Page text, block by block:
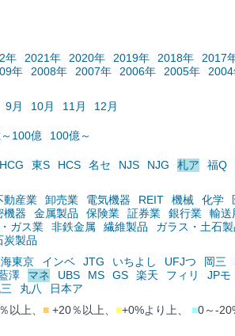
年 2021年 2020年 2019年 2018年 2017
年 2008年 2007年 2006年 2005年
9月 10月 11月 12月
100億 100億～
HCG 東S HCS 名セ NJS NJG 札ア 福Q
動産業 卸売業 電気機器 REIT 機械 化学
機器 金属製品 保険業 証券業 銀行業
輸送
ガス業 非鉄金属 繊維製品 ガラス・土石製
炭製品
東京 インベ JTG いちよし UFJつ 岡三
澤 マネ UBS MS GS 楽天 フィリ JPモ
丸八
日本ア
以上、 ■+20％以上、 ■+0%より上、 ■0～-